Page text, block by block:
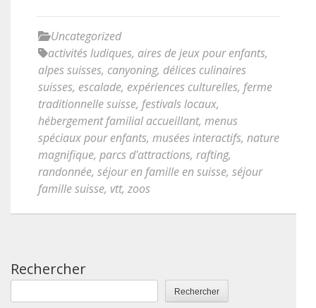
Uncategorized
activités ludiques, aires de jeux pour enfants,
alpes suisses, canyoning, délices culinaires
suisses, escalade, expériences culturelles, ferme
traditionnelle suisse, festivals locaux,
hébergement familial accueillant, menus
spéciaux pour enfants, musées interactifs, nature
magnifique, parcs d'attractions, rafting,
randonnée, séjour en famille en suisse, séjour
famille suisse, vtt, zoos
Rechercher
Rechercher